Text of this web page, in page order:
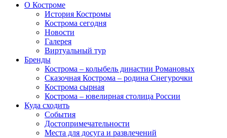
О Костроме
История Костромы
Кострома сегодня
Новости
Галерея
Виртуальный тур
Бренды
Кострома – колыбель династии Романовых
Сказочная Кострома – родина Снегурочки
Кострома сырная
Кострома – ювелирная столица России
Куда сходить
События
Достопримечательности
Места для досуга и развлечений